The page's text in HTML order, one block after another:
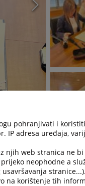
pohranjivati i
IP adresa uređaja,
njih web stranica ne bi
neophodne a
stranice...).
na korištenje tih